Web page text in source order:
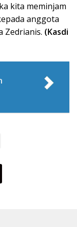
kita meminjam
anggota
Zedrianis. (Kasdi